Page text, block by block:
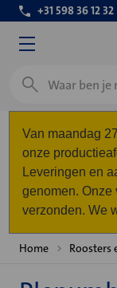
+31 598 36 12 32
Zoeken
Van maandag
onze
Leveringen en
genomen. Onze
verzonden. We
Home Roosters